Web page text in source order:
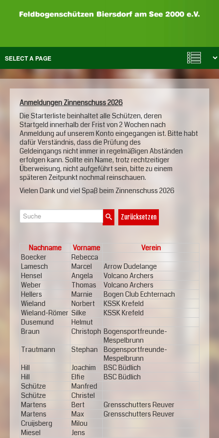
Anmeldungen Zinnenschuss 2026
Die Starterliste beinhaltet alle Schützen, deren
Startgeld innerhalb der Frist von 2 Wochen nach
Anmeldung auf unserem Konto eingegangen ist. Bitte habt
dafür Verständnis, dass die Prüfung des
Geldeingangs nicht immer in regelmäßigen Abständen
erfolgen kann. Sollte ein Name, trotz rechtzeitiger
Überweisung, nicht aufgeführt sein, bitte zu einem
späteren Zeitpunkt nochmal reinschauen.
Vielen Dank und viel Spaß beim Zinnenschuss 2026
Suche Zurücksetzen
Nachname Vorname
Verein
Boecker
Rebecca
Lamesch
Marcel
Arrow Dudelange
Hensel
Angela
Volcano Archers
Weber
Thomas
Volcano Archers
Hellers
Marnie
Bogen Club Echternach
Wieland
Norbert
KSSK Krefeld
Wieland-Römer Silke
KSSK Krefeld
Dusemund
Helmut
Braun
Christoph Bogensportfreunde-
Mespelbrunn
Trautmann
Stephan
Bogensportfreunde-
Mespelbrunn
Hill
Joachim
BSC Büdlich
Hill
Elfie
BSC Büdlich
Schütze
Manfred
Schütze
Christel
Martens
Bert
Grensschutters Reuver
Martens
Max
Grensschutters Reuver
Cruijsberg
Milou
Miesel
Jens